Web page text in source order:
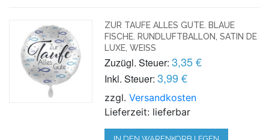
ZUR TAUFE ALLES GUTE. BLAUE
FISCHE. RUNDLUFTBALLON, SATIN DE
LUXE, WEISS
Zuzügl. Steuer: 3,35 €
Inkl. Steuer: 3,99 €
zzgl.Versandkosten
Lieferzeit: lieferbar